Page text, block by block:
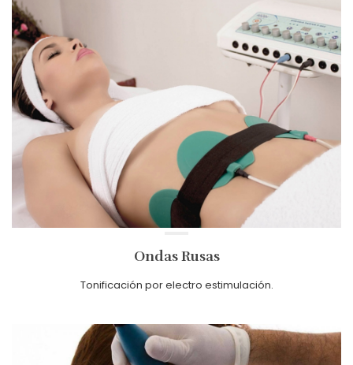
Ondas Rusas
Tonificación por electro estimulación.